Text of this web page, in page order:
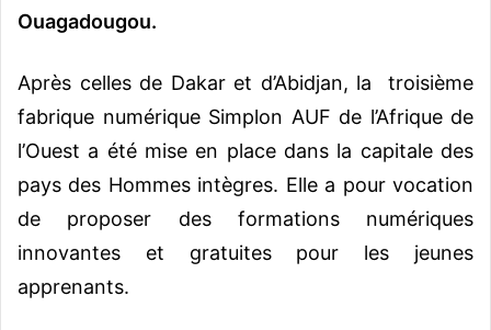
Ouagadougou.
Après celles de Dakar et d’Abidjan, la troisième
fabrique numérique Simplon AUF de l’Afrique de
l’Ouest a été mise en place dans la capitale des
pays des Hommes intègres. Elle a pour vocation
de proposer des formations numériques
innovantes et gratuites pour les jeunes
apprenants.